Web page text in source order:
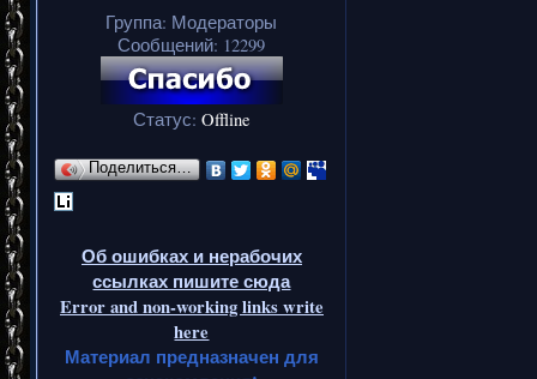
Группа: Модераторы
Сообщений: 12299
Статус: Offline
Поделиться…
Об ошибках и нерабочих
ссылках пишите сюда
Error and non-working links write
here
Материал предназначен для